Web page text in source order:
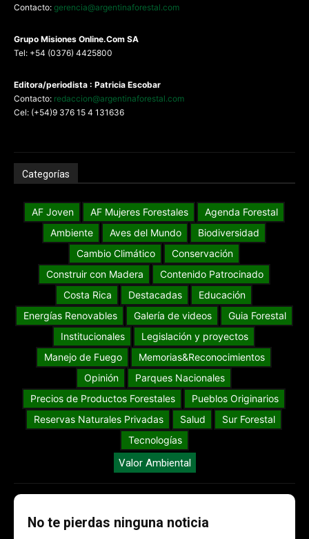
Contacto: gerencia@argentinaforestal.com
Grupo Misiones Online.Com SA
Tel: +54 (0376) 4425800
Editora/periodista : Patricia Escobar
Contacto: redaccion@argentinaforestal.com
Cel: (+54)9 376 15 4 131636
Categorías
AF Joven AF Mujeres Forestales
Agenda Forestal
Ambiente
Aves del Mundo
Biodiversidad
Cambio Climático
Conservación
Construir con Madera
Contenido Patrocinado
Costa Rica
Destacadas
Educación
Energías Renovables
Galería de videos
Guia Forestal
Institucionales
Legislación y proyectos
Manejo de Fuego
Memorias&Reconocimientos
Opinión
Parques Nacionales
Precios de Productos Forestales
Pueblos Originarios
Reservas Naturales Privadas
Salud
Sur Forestal
Tecnologías
Valor Ambiental
No te pierdas ninguna noticia